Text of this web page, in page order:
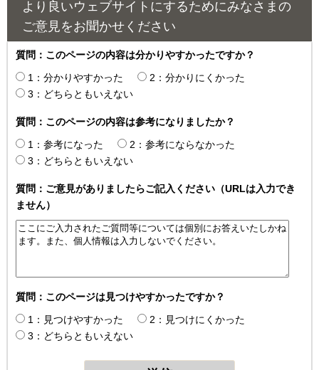
より良いウェブサイトにするためにみなさまの
ご意見をお聞かせください
質問：このページの内容は分かりやすかったですか？
1：分かりやすかった
2：分かりにくかった
3：どちらともいえない
質問：このページの内容は参考になりましたか？
1：参考になった
2：参考にならなかった
3：どちらともいえない
質問：ご意見がありましたらご記入ください（URLは入力でき
ません）
質問：このページは見つけやすかったですか？
1：見つけやすかった
2：見つけにくかった
3：どちらともいえない